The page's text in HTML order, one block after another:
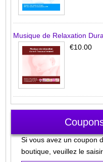
Musique de Relaxation
€10.00
Si vous avez un coupon
boutique, veuillez le